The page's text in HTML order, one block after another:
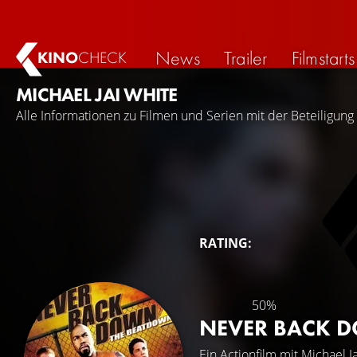
KINOCHECK News Trailer
Filmstarts
MICHAEL JAI WHITE
Alle Informationen zu Filmen und Serien mit der Beteiligung
RATING:
50%
NEVER BACK